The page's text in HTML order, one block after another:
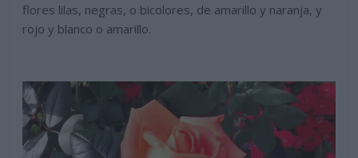
flores lilas, negras, o bicolores, de amarillo y naranja, y
rojo y blanco o amarillo.